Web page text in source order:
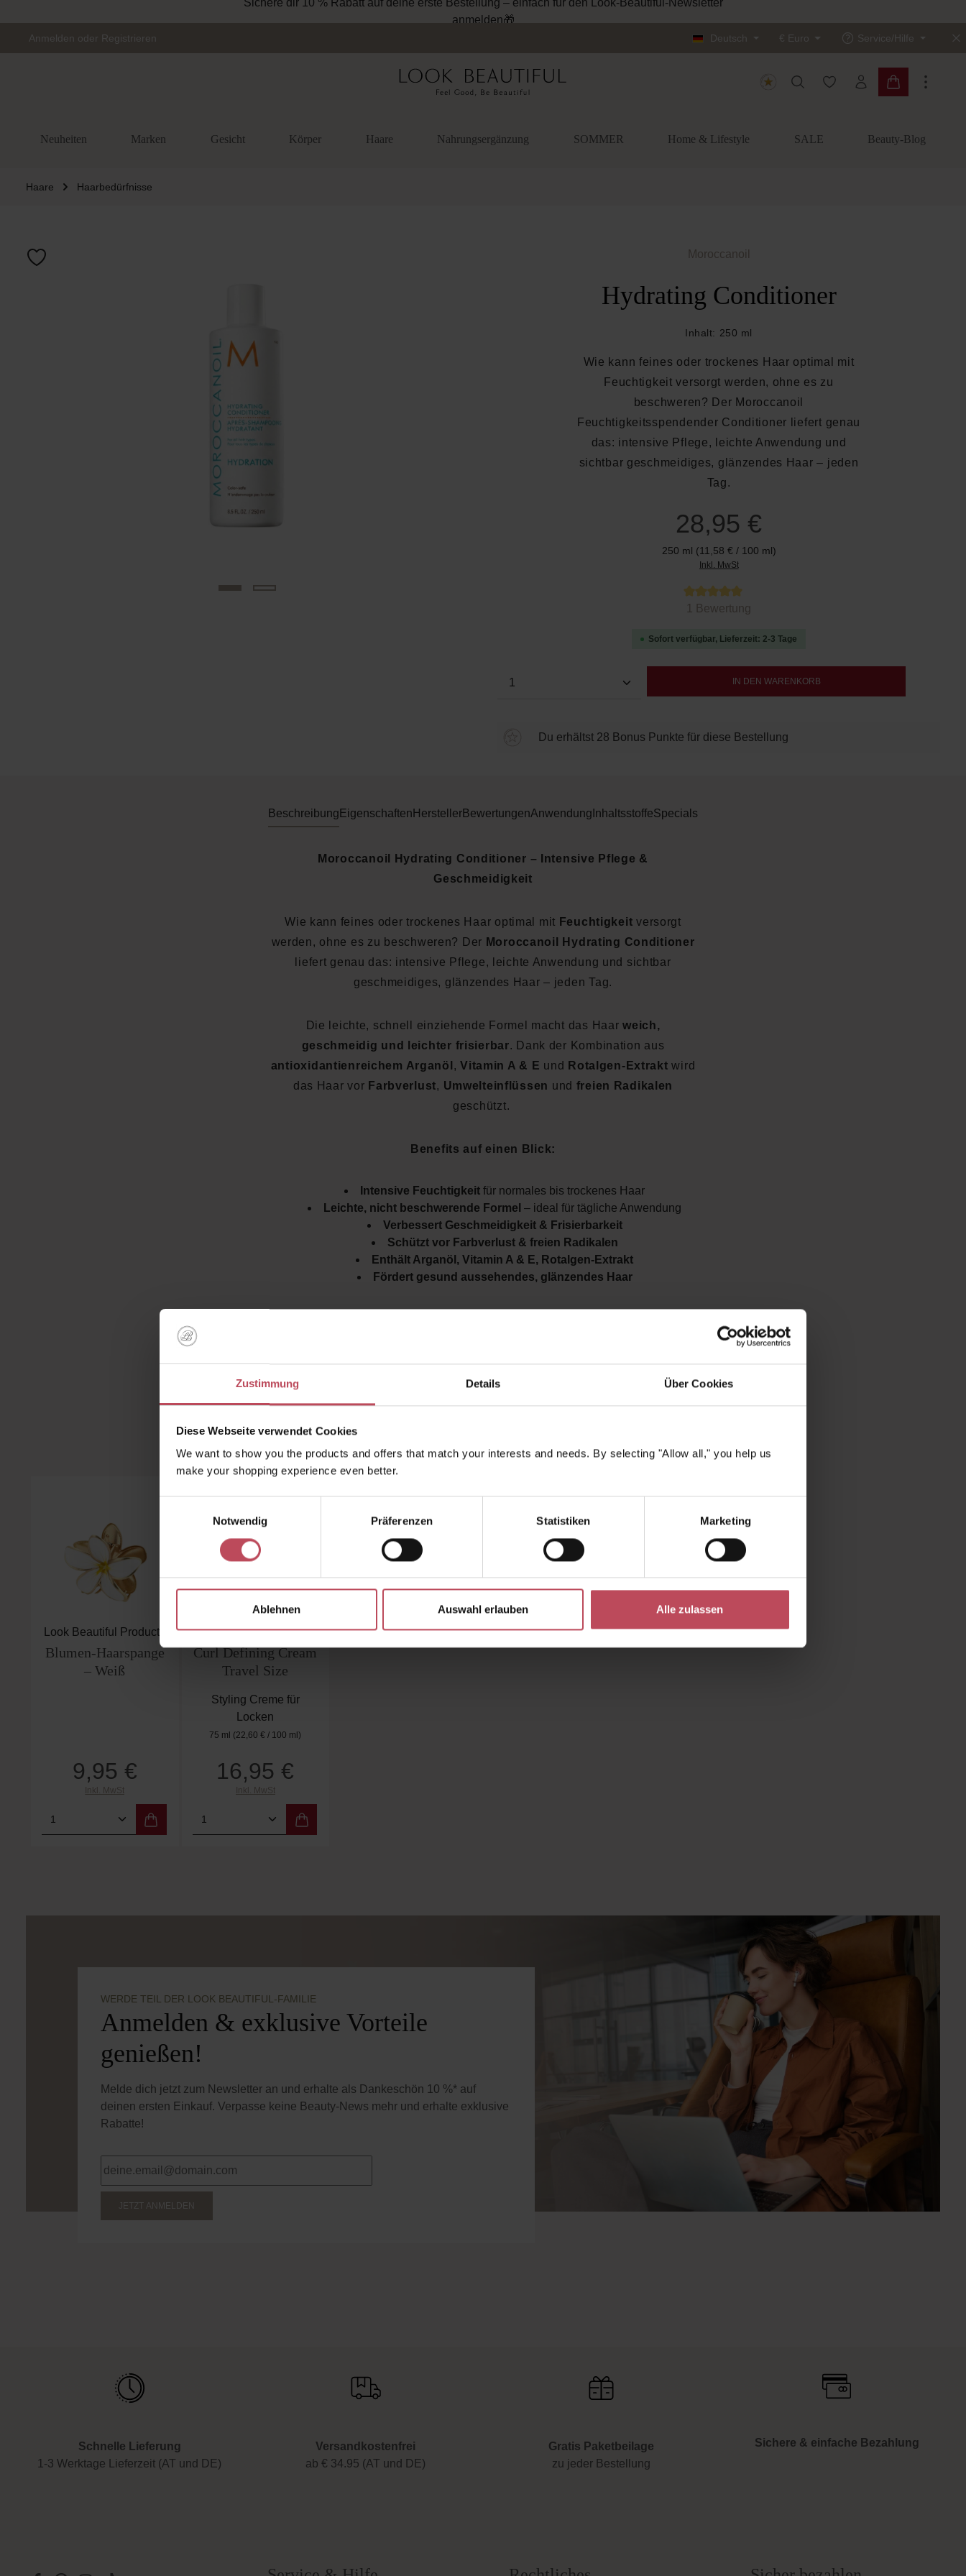
Zustimmung Details Über Cookies
Diese Webseite verwendet Cookies
We want to show you the products and offers that match your interests and needs. By selecting "Allow all," you help us
make your shopping experience even better.
Notwendig
Präferenzen Statistiken Marketing
Ablehnen Auswahl erlauben Alle zulassen
Sichere dir 10 % Rabatt auf deine erste Bestellung – einfach für den Look-Beautiful-Newsletter
anmelden🎁
Anmelden oder Registrieren Deutsch € Euro Service/Hilfe
Du hast 0 Produkte auf
Warenkorb
Neuheiten Marken Gesicht Körper Haare Nahrungsergänzung SOMMER Home & Lifestyle SALE Beauty-Blog
Haare Haarbedürfnisse
Moroccanoil
Hydrating Conditioner
Inhalt: 250 ml
Wie kann feines oder trockenes Haar optimal mit
Feuchtigkeit versorgt werden, ohne es zu
beschweren? Der Moroccanoil
Feuchtigkeitsspendender Conditioner liefert genau
das: intensive Pflege, leichte Anwendung und
sichtbar geschmeidiges, glänzendes Haar – jeden
Tag.
28,95 €
250 ml (11,58 € / 100 ml)
Inkl. MwSt
Durchschnittliche Bewertung von 5 von 5 Sternen
1 Bewertung
Sofort verfügbar, Lieferzeit: 2-3 Tage
Produkt Anzahl: Gib den gewünschten Wert ein oder
IN DEN WARENKORB
Du erhältst 28 Bonus Punkte für diese Bestellung
Beschreibung Eigenschaften HerstellerBewertungenAnwendung InhaltsstoffeSpecials
Moroccanoil Hydrating Conditioner – Intensive Pflege &
Geschmeidigkeit
Wie kann feines oder trockenes Haar optimal mit Feuchtigkeit versorgt
werden, ohne es zu beschweren? Der Moroccanoil Hydrating Conditioner
liefert genau das: intensive Pflege, leichte Anwendung und sichtbar
geschmeidiges, glänzendes Haar – jeden Tag.
Die leichte, schnell einziehende Formel macht das Haarweich,
geschmeidig und leichter frisierbar. Dank der Kombination aus
antioxidantienreichem Arganöl ,Vitamin A & E und Rotalgen-Extrakt wird
das Haar vor Farbverlust, Umwelteinflüssen und freien Radikalen
geschützt.
Benefits auf einen Blick:
Intensive Feuchtigkeit für normales bis trockenes Haar
Leichte, nicht beschwerende Formel – ideal für tägliche Anwendung
Verbessert Geschmeidigkeit & Frisierbarkeit
Schützt vor Farbverlust & freien Radikalen
Enthält Arganöl, Vitamin A & E, Rotalgen-Extrakt
Fördert gesund aussehendes, glänzendes Haar
Kunden kauften auch
Look Beautiful Products
Blumen-Haarspange
– Weiß
Regulärer Preis:
9,95 €
Inkl. MwSt
Produkt Anzahl: Gib den gewünschten Wert ein oder benutze die Schaltflächen um die Anzahl zu erhöhen oder zu
Durchschnittliche Bewertung von 4.5 von 5 Sternen
Moroccanoil
Curl Defining Cream
Travel Size
Styling Creme für
Locken
75 ml (22,60 € / 100 ml)
Regulärer Preis:
16,95 €
Inkl. MwSt
Produkt Anzahl: Gib den gewünschten Wert ein oder benutze die Schaltflächen um die Anzahl zu
WERDE TEIL DER LOOK BEAUTIFUL-FAMILIE
Anmelden & exklusive Vorteile
genießen!
Melde dich jetzt zum Newsletter an und erhalte als Dankeschön 10 %* auf
deinen ersten Einkauf. Verpasse keine Beauty-News mehr und erhalte exklusive
Rabatte!
JETZT ANMELDEN
Schnelle Lieferung
1-3 Werktage Lieferzeit (AT und DE)
Versandkostenfrei
ab € 34.95 (AT und DE)
Gratis Paketbeilage
zu jeder Bestellung
Sichere & einfache Bezahlung